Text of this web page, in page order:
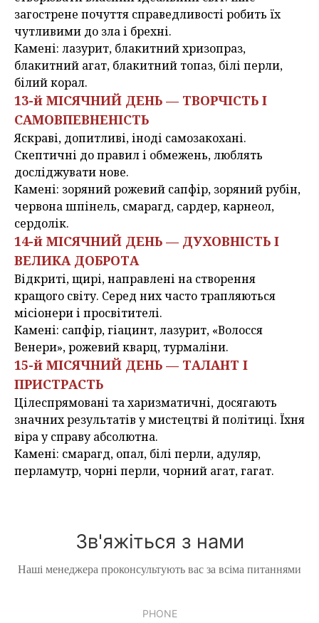
загострене почуття справедливості робить їх
чутливими до зла і брехні.
Камені: лазурит, блакитний хризопраз,
блакитний агат, блакитний топаз, білі перли,
білий корал.
13-й МІСЯЧНИЙ ДЕНЬ — ТВОРЧІСТЬ І
САМОВПЕВНЕНІСТЬ
Яскраві, допитливі, іноді самозакохані.
Скептичні до правил і обмежень, люблять
досліджувати нове.
Камені: зоряний рожевий сапфір, зоряний рубін,
червона шпінель, смарагд, сардер, карнеол,
сердолік.
14-й МІСЯЧНИЙ ДЕНЬ — ДУХОВНІСТЬ І
ВЕЛИКА ДОБРОТА
Відкриті, щирі, направлені на створення
кращого світу. Серед них часто трапляються
місіонери і просвітителі.
Камені: сапфір, гіацинт, лазурит, «Волосся
Венери», рожевий кварц, турмаліни.
15-й МІСЯЧНИЙ ДЕНЬ — ТАЛАНТ І
ПРИСТРАСТЬ
Цілеспрямовані та харизматичні, досягають
значних результатів у мистецтві й політиці. Їхня
віра у справу абсолютна.
Камені: смарагд, опал, білі перли, адуляр,
перламутр, чорні перли, чорний агат, гагат.
Зв'яжіться з нами
Наші менеджера проконсультують вас за всіма питаннями
PHONE